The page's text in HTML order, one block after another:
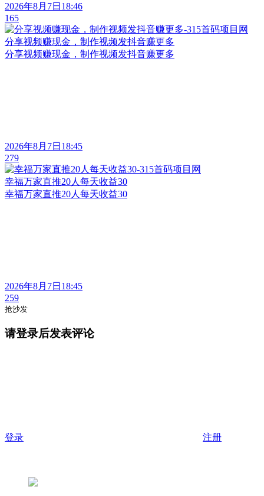
2026年8月7日18:46
165
分享视频赚现金，制作视频发抖音赚更多
分享视频赚现金，制作视频发抖音赚更多
2026年8月7日18:45
279
幸福万家直推20人每天收益30
幸福万家直推20人每天收益30
2026年8月7日18:45
259
抢沙发
请登录后发表评论
登录 注册